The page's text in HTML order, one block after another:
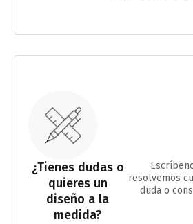
¿Tienes dudas o
quieres un
diseño a la
medida?
resolvemos
duda o